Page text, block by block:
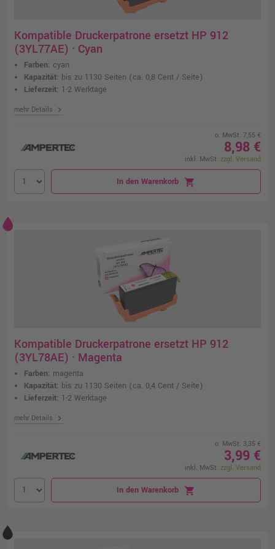
Kompatible Druckerpatrone ersetzt HP 912
(3YL77AE) · Cyan
Farben: cyan
Kapazität: bis zu 1130 Seiten (ca. 0,8 Cent / Seite)
Lieferzeit: 1-2 Werktage
mehr Details chevron_right
o. MwSt. 7,55 €
8,98 €
inkl. MwSt. zzgl. Versand
In den Warenkorb shopping_cart
Kompatible Druckerpatrone ersetzt HP 912
(3YL78AE) · Magenta
Farben: magenta
Kapazität: bis zu 1130 Seiten (ca. 0,4 Cent / Seite)
Lieferzeit: 1-2 Werktage
mehr Details chevron_right
o. MwSt. 3,35 €
3,99 €
inkl. MwSt. zzgl. Versand
In den Warenkorb shopping_cart